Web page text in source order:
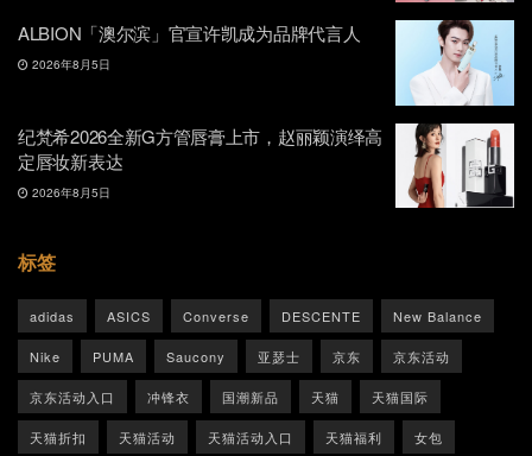
ALBION「澳尔滨」官宣许凯成为品牌代言人
2026年8月5日
纪梵希2026全新G方管唇膏上市，赵丽颖演绎高
定唇妆新表达
2026年8月5日
标签
adidas ASICS Converse DESCENTE New Balance
Nike PUMA Saucony 亚瑟士 京东 京东活动
京东活动入口 冲锋衣 国潮新品 天猫 天猫国际
天猫折扣 天猫活动 天猫活动入口 天猫福利 女包